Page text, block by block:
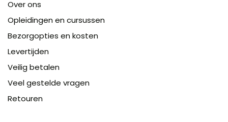
Over ons
Opleidingen en cursussen
Bezorgopties en kosten
Levertijden
Veilig betalen
Veel gestelde vragen
Retouren